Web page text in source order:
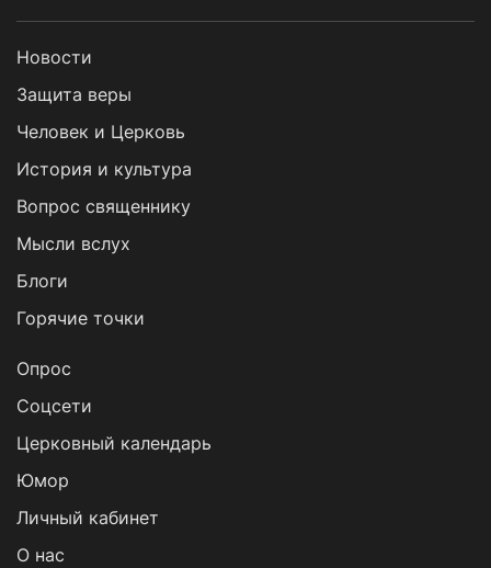
Новости
Защита веры
Человек и Церковь
История и культура
Вопрос священнику
Мысли вслух
Блоги
Горячие точки
Опрос
Cоцсети
Церковный календарь
Юмор
Личный кабинет
О нас